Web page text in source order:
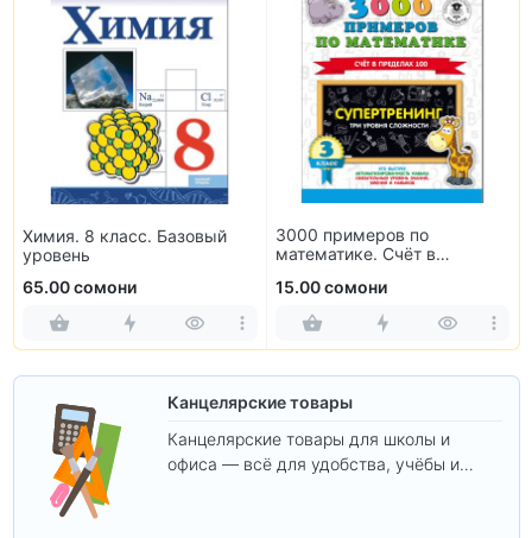
Химия. 8 класс. Базовый
уровень
65.00 сомони
3000 примеров по
математике. Счёт в
15.00 сомони
Канцелярские товары
Канцелярские товары для школы и
офиса — всё для удобства, учёбы и